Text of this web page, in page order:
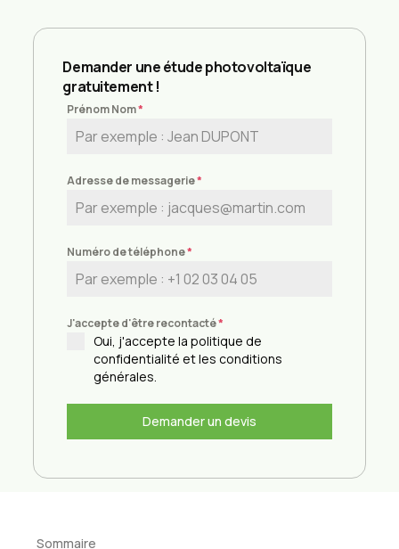
Demander une étude photovoltaïque
gratuitement !
Prénom Nom*
Adresse de messagerie*
Numéro de téléphone*
J'accepte d'être recontacté*
Oui, j'accepte la politique de
confidentialité et les conditions
générales.
Demander un devis
Sommaire